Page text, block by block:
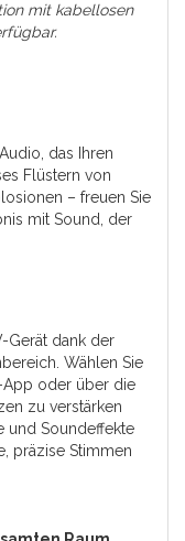
mit kabellosen
das Ihren
Flüstern von
– freuen Sie
mit Sound, der
Gerät dank der
Wählen Sie
App oder über die
zu verstärken
und Soundeffekte
präzise Stimmen